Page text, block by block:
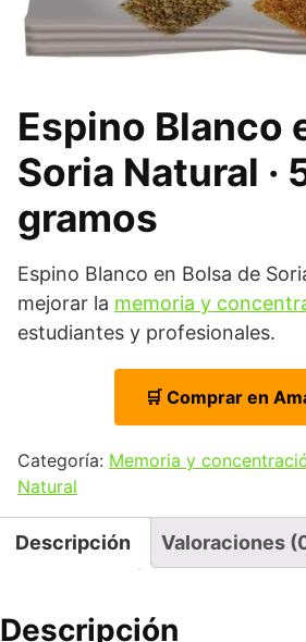
Espino Blanco
Soria Natural ·
gramos
Espino Blanco en Bolsa de
mejorar la memoria y
estudiantes y profesionales.
🛒 Comprar en
Categoría: Memoria y
Natural
Descripción Valoraciones
Descripción